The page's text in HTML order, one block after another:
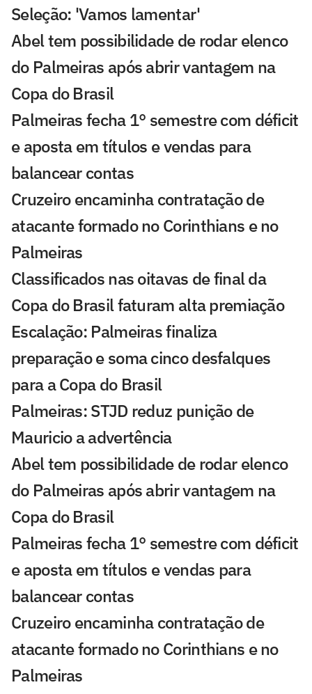
Seleção: 'Vamos lamentar'
Abel tem possibilidade de rodar elenco
do Palmeiras após abrir vantagem na
Copa do Brasil
Palmeiras fecha 1° semestre com déficit
e aposta em títulos e vendas para
balancear contas
Cruzeiro encaminha contratação de
atacante formado no Corinthians e no
Palmeiras
Classificados nas oitavas de final da
Copa do Brasil faturam alta premiação
Escalação: Palmeiras finaliza
preparação e soma cinco desfalques
para a Copa do Brasil
Palmeiras: STJD reduz punição de
Mauricio a advertência
Abel tem possibilidade de rodar elenco
do Palmeiras após abrir vantagem na
Copa do Brasil
Palmeiras fecha 1° semestre com déficit
e aposta em títulos e vendas para
balancear contas
Cruzeiro encaminha contratação de
atacante formado no Corinthians e no
Palmeiras